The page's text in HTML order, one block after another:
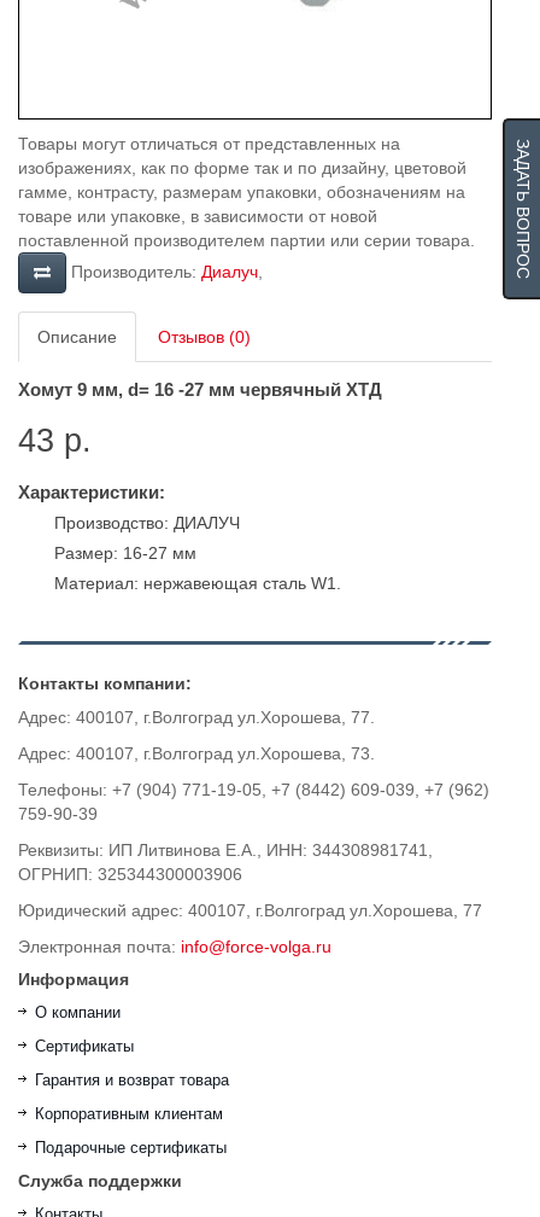
Товары могут отличаться от представленных на
изображениях, как по форме так и по дизайну, цветовой
гамме, контрасту, размерам упаковки, обозначениям на
товаре или упаковке, в зависимости от новой
поставленной производителем партии или серии товара.
Производитель: Диалуч
Описание Отзывов (0)
Хомут 9 мм, d= 16 -27 мм червячный ХТД
43 р.
Характеристики:
Производство: ДИАЛУЧ
Размер: 16-27 мм
Материал: нержавеющая сталь W1.
Контакты компании:
Адрес: 400107, г.Волгоград ул.Хорошева, 77.
Адрес: 400107, г.Волгоград ул.Хорошева, 73.
Телефоны: +7 (904) 771-19-05, +7 (8442) 609-039, +7 (962)
759-90-39
Реквизиты: ИП Литвинова Е.А., ИНН: 344308981741,
ОГРНИП: 325344300003906
Юридический адрес: 400107, г.Волгоград ул.Хорошева, 77
Электронная почта: info@force-volga.ru
Информация
О компании
Сертификаты
Гарантия и возврат товара
Корпоративным клиентам
Подарочные сертификаты
Служба поддержки
ЗАДАТЬ ВОПРОС